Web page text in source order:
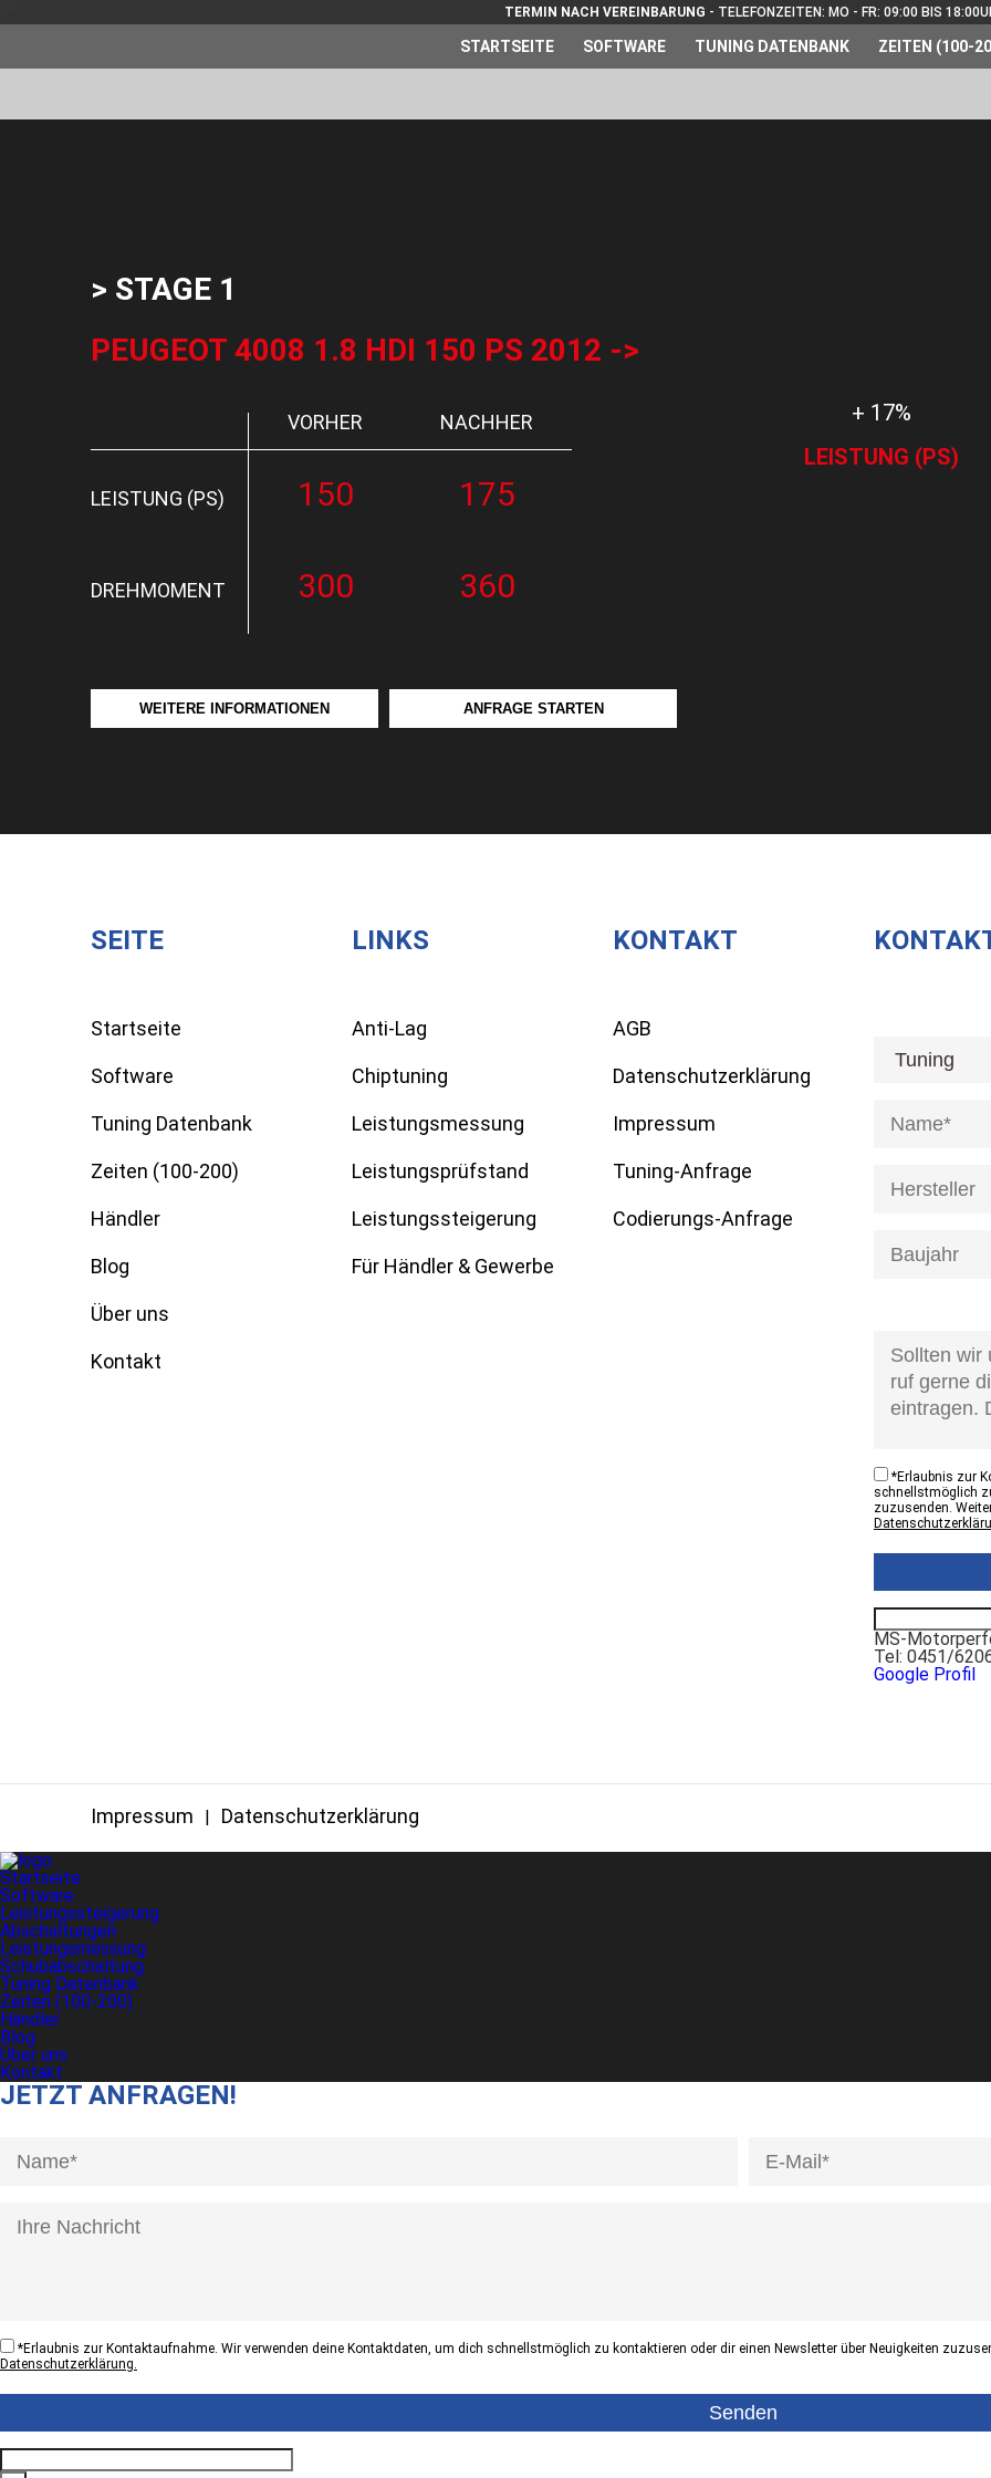
TERMIN NACH VEREINBARUNG - TELEFONZEITEN: MO - FR: 09:00 BIS
STARTSEITE SOFTWARE TUNING DATENBANK ZEITEN (100-
> STAGE 1
PEUGEOT 4008 1.8 HDI 150 PS 2012 ->
VORHER NACHHER
LEISTUNG (PS) 150 175
DREHMOMENT 300 360
WEITERE INFORMATIONEN ANFRAGE STARTEN
+ 17%
LEISTUNG (PS)
SEITE
Startseite
Software
Tuning Datenbank
Zeiten (100-200)
Händler
Blog
Über uns
Kontakt
LINKS
Anti-Lag
Chiptuning
Leistungsmessung
Leistungsprüfstand
Leistungssteigerung
Für Händler & Gewerbe
KONTAKT
AGB
Datenschutzerklärung
Impressum
Tuning-Anfrage
Codierungs-Anfrage
*Erlaubnis zur
schnellstmöglich
zuzusenden.
MS-
Tel: 0451/
Google Profil
Impressum Datenschutzerklärung
Startseite
Software
Leistungssteigerung
Abschaltungen
Leistungsmessung
Schubabschaltung
Tuning Datenbank
Zeiten (100-200)
Händler
Blog
Über uns
Kontakt
JETZT ANFRAGEN!
*Erlaubnis zur Kontaktaufnahme. Wir verwenden deine Kontaktdaten, um dich schnellstmöglich zu kontaktieren oder dir einen Newsletter über Neuigkeiten
Datenschutzerklärung.